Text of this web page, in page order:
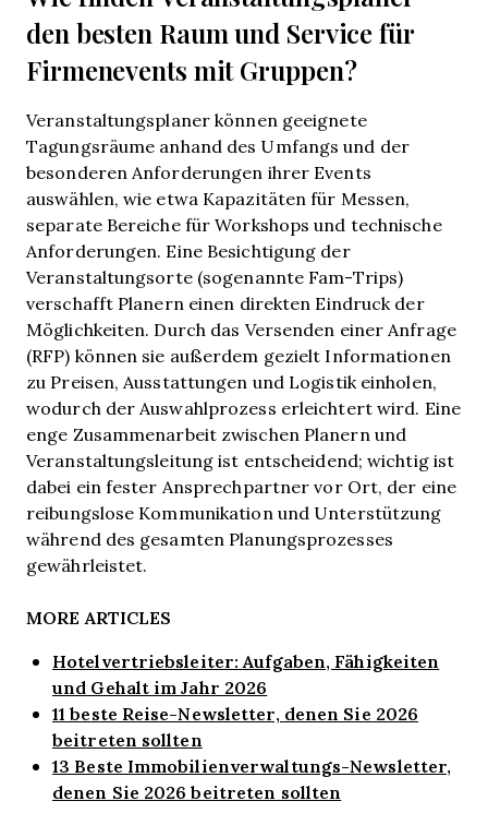
den besten Raum und Service für
Firmenevents mit Gruppen?
Veranstaltungsplaner können geeignete
Tagungsräume anhand des Umfangs und der
besonderen Anforderungen ihrer Events
auswählen, wie etwa Kapazitäten für Messen,
separate Bereiche für Workshops und technische
Anforderungen. Eine Besichtigung der
Veranstaltungsorte (sogenannte Fam-Trips)
verschafft Planern einen direkten Eindruck der
Möglichkeiten. Durch das Versenden einer Anfrage
(RFP) können sie außerdem gezielt Informationen
zu Preisen, Ausstattungen und Logistik einholen,
wodurch der Auswahlprozess erleichtert wird. Eine
enge Zusammenarbeit zwischen Planern und
Veranstaltungsleitung ist entscheidend; wichtig ist
dabei ein fester Ansprechpartner vor Ort, der eine
reibungslose Kommunikation und Unterstützung
während des gesamten Planungsprozesses
gewährleistet.
MORE ARTICLES
Hotelvertriebsleiter: Aufgaben, Fähigkeiten
und Gehalt im Jahr 2026
11 beste Reise-Newsletter, denen Sie 2026
beitreten sollten
13 Beste Immobilienverwaltungs-Newsletter,
denen Sie 2026 beitreten sollten